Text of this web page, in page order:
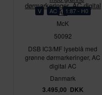
V AC 1:87 - H0
McK
50092
DSB IC3/MF lyseblå med
grønne dørmarkeringer, AC
digital AC
Danmark
3.495,00 DKK